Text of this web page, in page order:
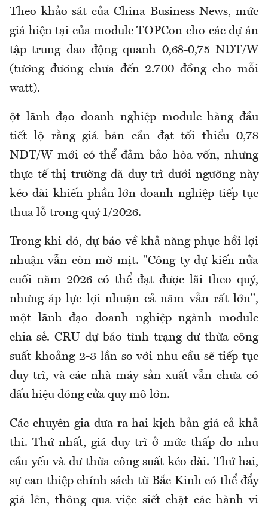
Theo khảo sát của China Business News, mức
giá hiện tại của module TOPCon cho các dự án
tập trung dao động quanh 0,68-0,75 NDT/W
(tương đương chưa đến 2.700 đồng cho mỗi
watt).
ột lãnh đạo doanh nghiệp module hàng đầu
tiết lộ rằng giá bán cần đạt tối thiểu 0,78
NDT/W mới có thể đảm bảo hòa vốn, nhưng
thực tế thị trường đã duy trì dưới ngưỡng này
kéo dài khiến phần lớn doanh nghiệp tiếp tục
thua lỗ trong quý I/2026.
Trong khi đó, dự báo về khả năng phục hồi lợi
nhuận vẫn còn mờ mịt. "Công ty dự kiến nửa
cuối năm 2026 có thể đạt được lãi theo quý,
nhưng áp lực lợi nhuận cả năm vẫn rất lớn",
một lãnh đạo doanh nghiệp ngành module
chia sẻ. CRU dự báo tình trạng dư thừa công
suất khoảng 2-3 lần so với nhu cầu sẽ tiếp tục
duy trì, và các nhà máy sản xuất vẫn chưa có
dấu hiệu đóng cửa quy mô lớn.
Các chuyên gia đưa ra hai kịch bản giá cả khả
thi. Thứ nhất, giá duy trì ở mức thấp do nhu
cầu yếu và dư thừa công suất kéo dài. Thứ hai,
sự can thiệp chính sách từ Bắc Kinh có thể đẩy
giá lên, thông qua việc siết chặt các hành vi